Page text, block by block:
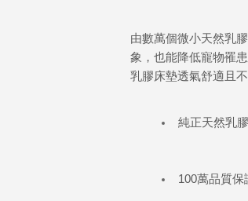
由數萬個微小天然乳
象，也能降低寵物罹
乳膠床墊透氣舒適且
純正天然乳
100萬品質保